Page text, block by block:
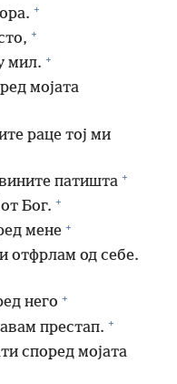
+
+
мил. +
мојата
раце тој ми
патишта +
Бог. +
мене +
отфрлам од себе.
него +
престап. +
според мојата